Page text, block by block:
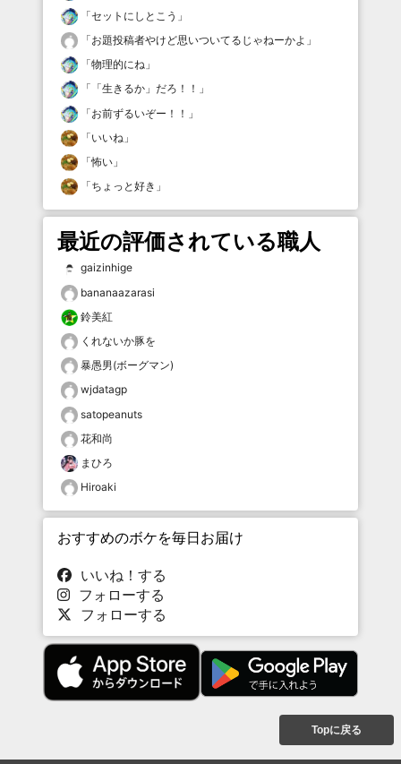
「セットにしとこう 」
「お題投稿者やけど思いついてるじゃねーかよ 」
「物理的にね 」
「 「生きるか」だろ！！ 」
「お前ずるいぞー！！ 」
「いいね 」
「怖い 」
「ちょっと好き 」
最近の評価されている職人
gaizinhige
bananaazarasi
鈴美紅
くれないか豚を
暴愚男(ボーグマン)
wjdatagp
satopeanuts
花和尚
まひろ
Hiroaki
おすすめのボケを毎日お届け
いいね！する
フォローする
フォローする
Topに戻る